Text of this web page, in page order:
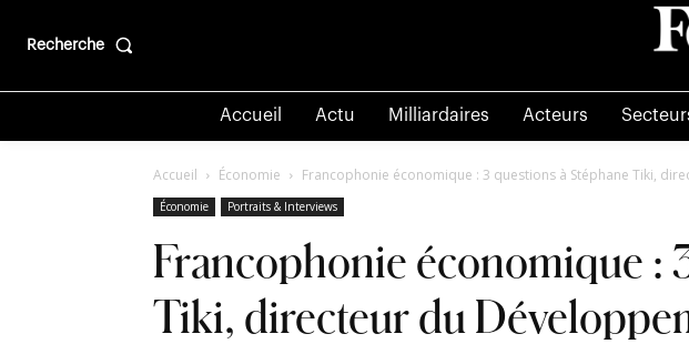
Recherche
Accueil Actu Milliardaires Acteurs
Accueil Économie Francophonie économique : 3 questions à Stéphane Tiki,
Économie Portraits & Interviews
Francophonie économique :
Tiki, directeur du